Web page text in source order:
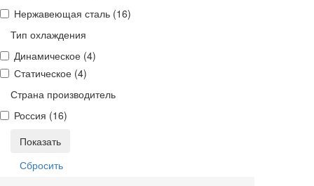
Нержавеющая сталь (16)
Тип охлаждения
Динамическое (4)
Статическое (4)
Страна производитель
Россия (16)